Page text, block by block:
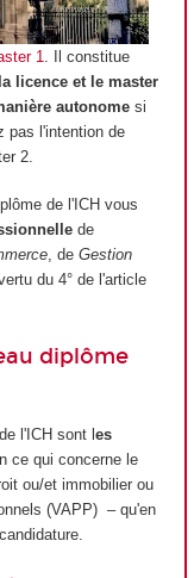
1
. Il constitue
licence et le master
autonome si
pas l'intention de
2.
de l'ICH vous
de
, de Gestion
du 4° de l'article
diplôme
l'ICH sont l es
ce qui concerne le
ou/et immobilier ou
(VAPP) – qu'en